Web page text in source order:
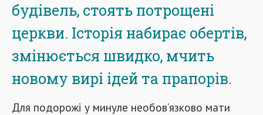
будівель, стоять потрощені
церкви. Історія набирає обертів,
змінюється швидко, мчить
новому вирі ідей та прапорів.
Для подорожі у минуле необов’язково мати